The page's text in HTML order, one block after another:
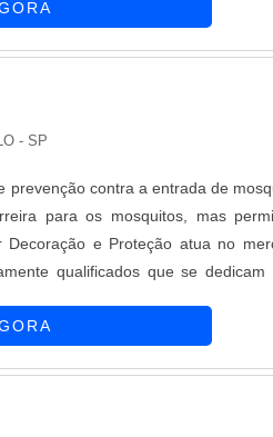
- SP
prevenção contra a entrada de
para os mosquitos, mas
e Proteção atua no
qualificados que se dedicam